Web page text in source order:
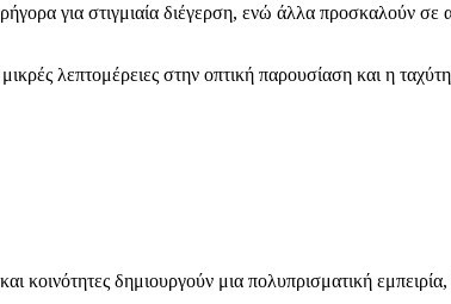
για στιγμιαία διέγερση, ενώ άλλα προσκαλούν
λεπτομέρειες στην οπτική παρουσίαση και η
δημιουργούν μια πολυπρισματική εμπειρία,